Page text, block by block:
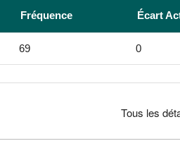
Fréquence Écart
69 0
Tous les